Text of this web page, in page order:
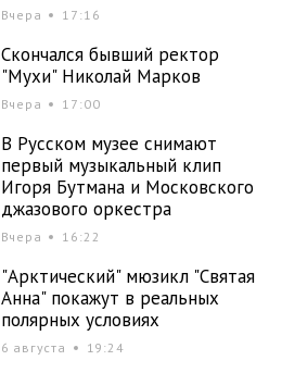
Вчера 17:16
Скончался бывший ректор
"Мухи" Николай Марков
Вчера 17:00
В Русском музее снимают
первый музыкальный клип
Игоря Бутмана и Московского
джазового оркестра
Вчера 16:22
"Арктический" мюзикл "Святая
Анна" покажут в реальных
полярных условиях
6 августа 19:24